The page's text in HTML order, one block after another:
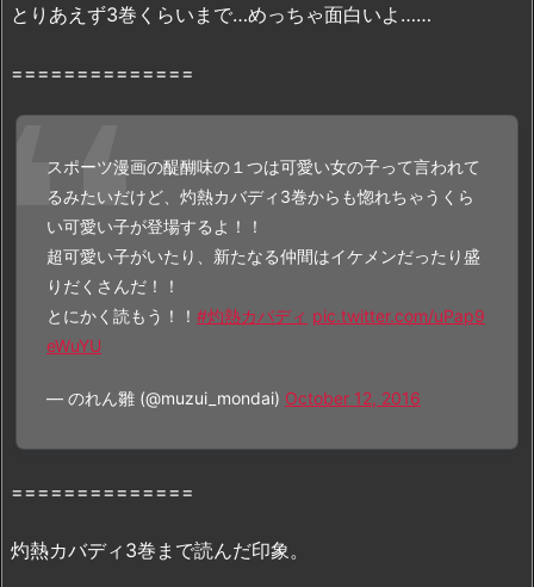
は
能？
熱
カ
バ
デ
ィ
3
巻』
z
で
信
とりあえず3巻くらいまで…めっちゃ面白いよ……
==============
スポーツ漫画の醍醐味の１つは可愛い女の子って言われて
るみたいだけど、灼熱カバディ3巻からも惚れちゃうくら
い可愛い子が登場するよ！！
超可愛い子がいたり、新たなる仲間はイケメンだったり盛
りだくさんだ！！
とにかく読もう！！ #灼熱カバディ pic.twitter.com/uPap9
eWuYU
— のれん雛 (@muzui_mondai) October 12, 2016
==============
灼熱カバディ3巻まで読んだ印象。